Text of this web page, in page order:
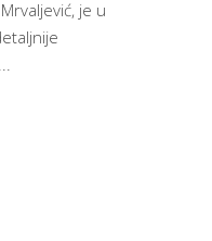
je u